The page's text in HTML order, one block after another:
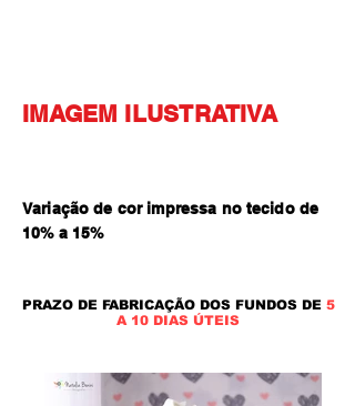
IMAGEM ILUSTRATIVA
Variação de cor impressa no tecido de
10% a 15%
PRAZO DE FABRICAÇÃO DOS FUNDOS DE 5
A 10 DIAS ÚTEIS